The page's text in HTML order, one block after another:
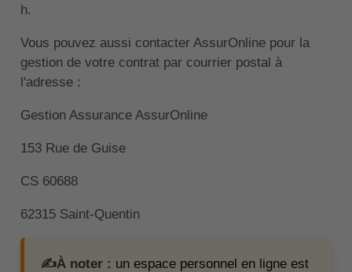
h.
Vous pouvez aussi contacter AssurOnline pour la
gestion de votre contrat par courrier postal à
l'adresse :
Gestion Assurance AssurOnline
153 Rue de Guise
CS 60688
62315 Saint-Quentin
✍️À noter : un espace personnel en ligne est